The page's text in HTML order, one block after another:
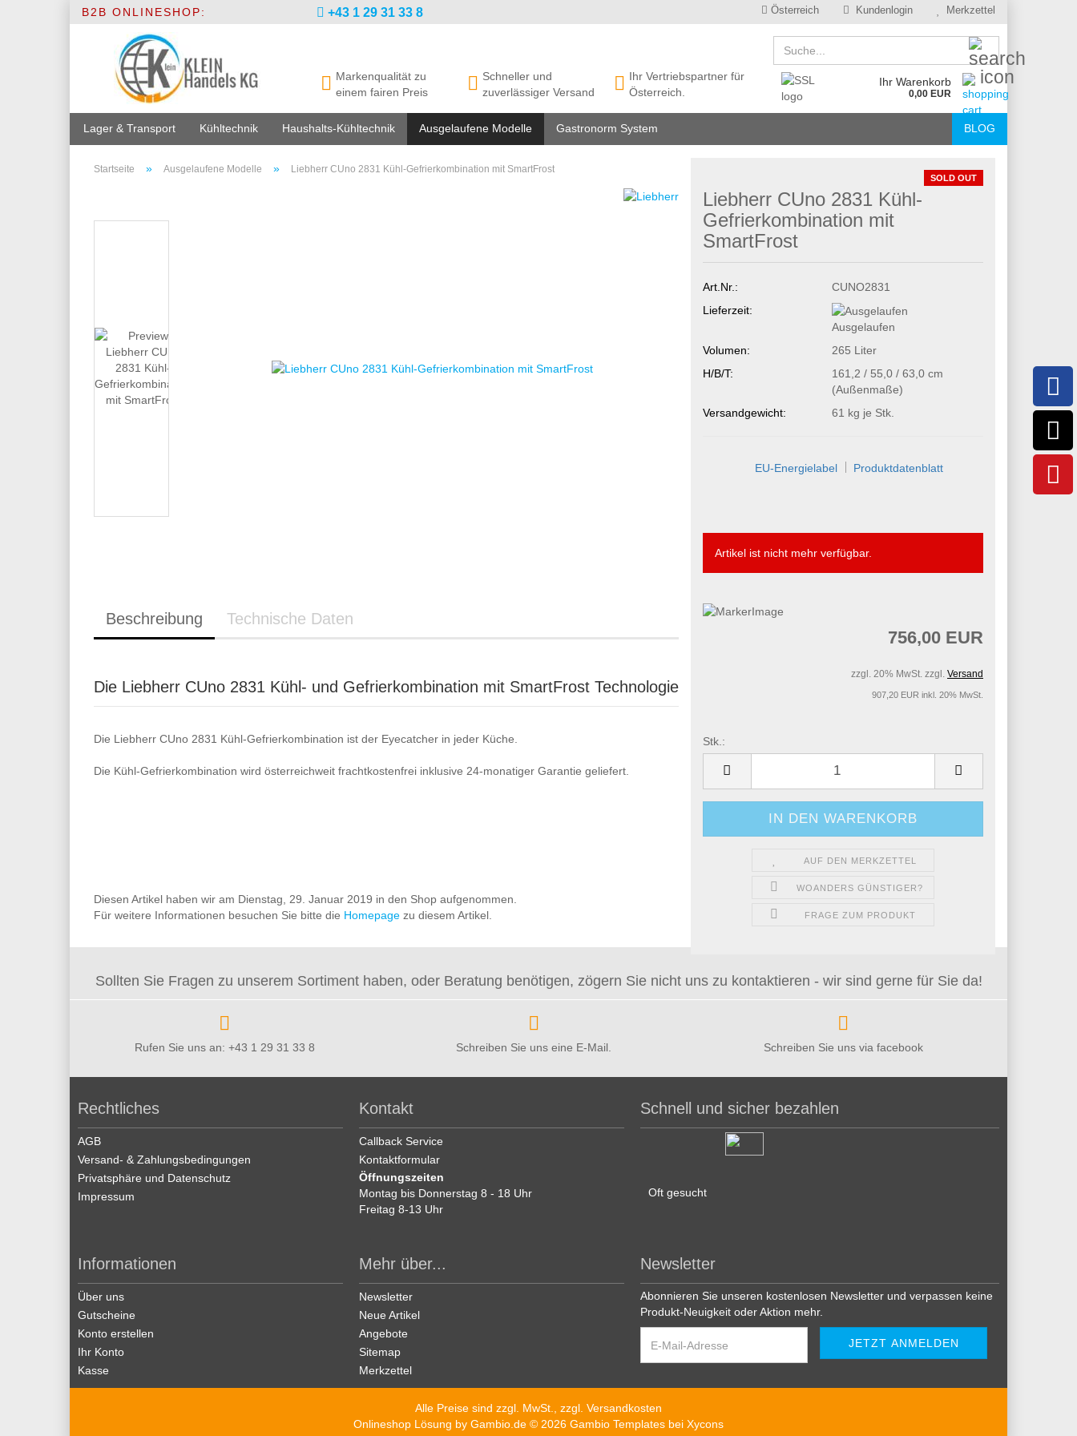
Österreich Kundenlogin Merkzettel
B2B ONLINESHOP:
Markenqualität zu
einem fairen Preis
Schneller und
zuverlässiger Versand
Ihr Vertriebspartner für
Österreich.
+43 1 29 31 33 8
Ihr Warenkorb
0,00 EUR
Lager & Transport Kühltechnik Haushalts-Kühltechnik Ausgelaufene Modelle Gastronorm System BLOG
Startseite » Ausgelaufene Modelle » Liebherr CUno 2831 Kühl-Gefrierkombination mit SmartFrost
SOLD OUT
Liebherr CUno 2831 Kühl-
Gefrierkombination mit
SmartFrost
Art.Nr.:
CUNO2831
Lieferzeit:
Ausgelaufen
Volumen:
265 Liter
H/B/T:
161,2 / 55,0 / 63,0 cm
(Außenmaße)
Versandgewicht:
61 kg je Stk.
EU-Energielabel Produktdatenblatt
Artikel ist nicht mehr verfügbar.
756,00 EUR
zzgl. 20% MwSt. zzgl. Versand
907,20 EUR inkl. 20% MwSt.
Stk.:
AUF DEN MERKZETTEL
WOANDERS GÜNSTIGER?
FRAGE ZUM PRODUKT
Beschreibung Technische Daten
Die Liebherr CUno 2831 Kühl- und Gefrierkombination mit SmartFrost Technologie
Die Liebherr CUno 2831 Kühl-Gefrierkombination ist der Eyecatcher in jeder Küche.
Die Kühl-Gefrierkombination wird österreichweit frachtkostenfrei inklusive 24-monatiger Garantie geliefert.
Diesen Artikel haben wir am Dienstag, 29. Januar 2019 in den Shop aufgenommen.
Für weitere Informationen besuchen Sie bitte die Homepage zu diesem Artikel.
Sollten Sie Fragen zu unserem Sortiment haben, oder Beratung benötigen, zögern Sie nicht uns zu kontaktieren - wir sind gerne für Sie da!
Rufen Sie uns an: +43 1 29 31 33 8 Schreiben Sie uns eine E-Mail. Schreiben Sie uns via facebook
Rechtliches
AGB
Versand- & Zahlungsbedingungen
Privatsphäre und Datenschutz
Impressum
Kontakt
Callback Service
Kontaktformular
Öffnungszeiten
Montag bis Donnerstag 8 - 18 Uhr
Freitag 8-13 Uhr
Schnell und sicher bezahlen
Oft gesucht
Informationen
Über uns
Gutscheine
Konto erstellen
Ihr Konto
Kasse
Mehr über...
Newsletter
Neue Artikel
Angebote
Sitemap
Merkzettel
Newsletter
Abonnieren Sie unseren kostenlosen Newsletter und verpassen keine
Produkt-Neuigkeit oder Aktion mehr.
Alle Preise sind zzgl. MwSt., zzgl. Versandkosten
Onlineshop Lösung by Gambio.de © 2026 Gambio Templates bei Xycons